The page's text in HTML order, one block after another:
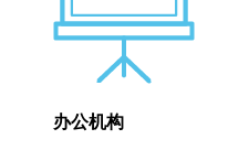
办公机构